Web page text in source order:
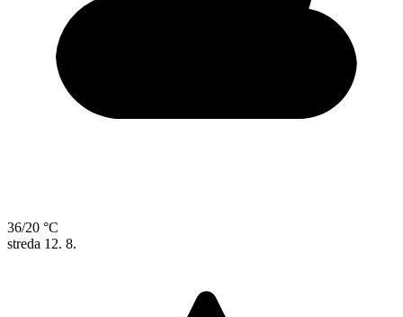
36/20 °C
streda 12. 8.